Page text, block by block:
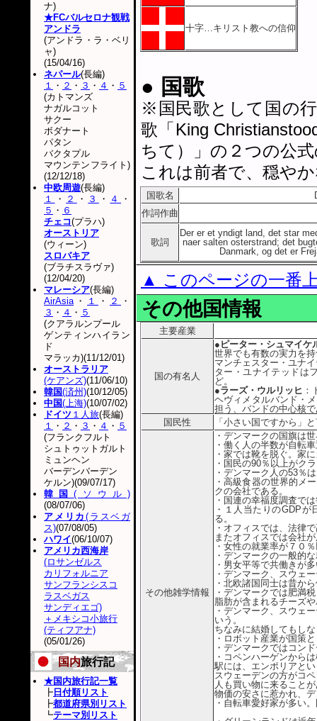
十字…キリスト教への信仰
● 国歌
※国民歌として国の
歌「King
ちて）」の２つの公
これは前者で、穏や
国歌名
作詞作曲
歌詞
Der er et yndigt land, det star
naer salten osterstrand; det
Danmark, og det er
▲ このページの一番
その他国情報
主要産業
国の有名人
●ピーター・シュマイケ
世界でも有数の実力を
マンチェスター・ユナ
ター・ユナイテッドは
ど。
●ラーズ・ウルリッヒ ：
ヘヴィメタルバンド・
担う、バンドの中心核
国民性
「小さい国ですから」
その他雑学情報
・デンマークの国旗は
・働く人の半数が自転
・家では靴を脱ぐ。家
・国民の90％以上がク
・デンマーク人の53％
・高級食器の世界的メ
クの会社である。
・国連の幸福度調査で
・１人当たりのGDP
る。
・オフィスでは、法律
またオフィスでは会社
・女性の就業率が７０
・デンマークの一般的
・男女平等で共働きが
・デンマーク、スウェ
・北欧諸国同士は昔か
・デンマークでは肥満
脂肪が含まれるチーズ
・デンマーク、スウェ
いう。
ちなみに結婚してもし
・ロボット産業が国策
・デンマークではコン
・コペンハーゲンから
駅には、エンポリアと
スウェーデンの方がコ
人も買い物に来ること
物価の安さに惹かれ、
・自転車愛好家が多い
ナ)
★FCバルセロナ観戦
アンドラ
(アンドラ・ラ・ベリ
ャ)
(15/04/16)
ネパール(長編)
１ ・ ２ ・ ３ ・ ４ ・ ５
(カトマンズ
ナガルコット
サクー
ボダナート
パタン
バクタプル
マウンテンフライト)
(12/12/18)
中欧周遊(長編)
１
・ ２ ・ ３ ・ ４
・
５ ・ ６
チェコ(プラハ)
オーストリア
(ウィーン)
スロバキア
(ブラチスラヴァ)
(12/04/20)
マレーシア(長編)
AirAsia・ １ ・ ２
・
３ ・ ４ ・ ５
(クアラルンプール
ゲンティンハイラン
ド
マラッカ)(11/12/01)
オーストラリア
(ケアンズ)(11/06/10)
韓国(済州)(10/12/05)
中国(上海)(10/07/02)
ドイツ １人旅(長編)
１ ・ ２ ・ ３ ・ ４ ・ ５
(フランクフルト
シュトゥットガルト
ミュンヘン
バーデンバーデン
ケルン)(09/07/17)
韓国(ソウル)
(08/07/06)
アメリカ (ラスベガ
ス)(07/08/05)
ハワイ(06/10/07)
アメリカ西海岸
(ロサンゼルス
カリフォルニア
サンフランシスコ
ラスベガス
サンディエゴ)
＋メキシコ小旅行
(ティフアナ)
(05/01/26)
国内旅行記
★国内旅行記一覧
┣ 日付順リスト
┣都道府県別リスト
┗テーマ別リスト